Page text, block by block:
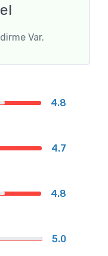
Var.
4.8
4.7
4.8
5.0